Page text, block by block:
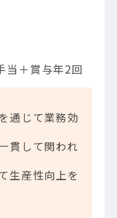
当＋賞与年2回
通じて業務効
貫して関われ
生産性向上を